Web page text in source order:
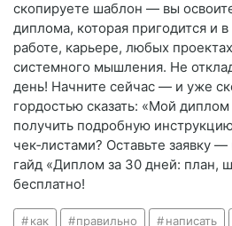
скопируете шаблон — вы
диплома, которая пригодится и
работе, карьере, любых
системного мышления. Не
день! Начните сейчас — и уже
гордостью сказать: «Мой диплом
получить подробную
чек‑листами? Оставьте заявку
гайд «Диплом за 30 дней: план,
бесплатно!
как правильно написать